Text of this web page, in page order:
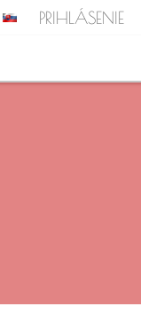
PRIHLÁSENIE